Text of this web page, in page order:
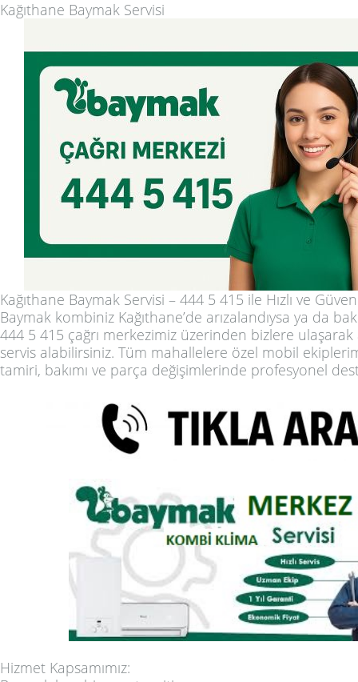
Kağıthane Baymak Servisi
Kağıthane Baymak Servisi – 444 5 415 ile Hızlı ve
Baymak kombiniz Kağıthane’de arızalandıysa ya da
444 5 415 çağrı merkezimiz üzerinden bizlere ulaşarak
servis alabilirsiniz. Tüm mahallelere özel mobil
tamiri, bakımı ve parça değişimlerinde profesyonel
Hizmet Kapsamımız: